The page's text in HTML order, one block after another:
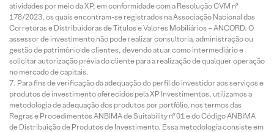
atividades por meio da XP, em conformidade com a Resolução CVM nº
178/2023, os quais encontram-se registrados na Associação Nacional das
Corretoras e Distribuidoras de Títulos e Valores Mobiliários – ANCORD. O
assessor de investimento não pode realizar consultoria, administração ou
gestão de patrimônio de clientes, devendo atuar como intermediário e
solicitar autorização prévia do cliente para a realização de qualquer operação
no mercado de capitais.
Para fins de verificação da adequação do perfil do investidor aos serviços e
produtos de investimento oferecidos pela XP Investimentos, utilizamos a
metodologia de adequação dos produtos por portfólio, nos termos das
Regras e Procedimentos ANBIMA de Suitability nº 01 e do Código ANBIMA
de Distribuição de Produtos de Investimento. Essa metodologia consiste em